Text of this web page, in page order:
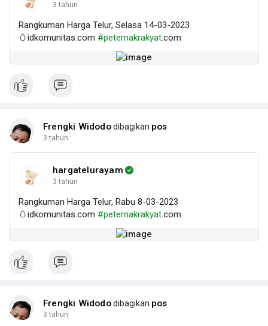
3 tahun
Rangkuman Harga Telur, Selasa 14-03-2023
🥚idkomunitas.com #peternakrakyat.com
Frengki Widododibagikan pos
3 tahun
hargatelurayam
3 tahun
Rangkuman Harga Telur, Rabu 8-03-2023
🥚idkomunitas.com #peternakrakyat.com
Frengki Widododibagikan pos
3 tahun